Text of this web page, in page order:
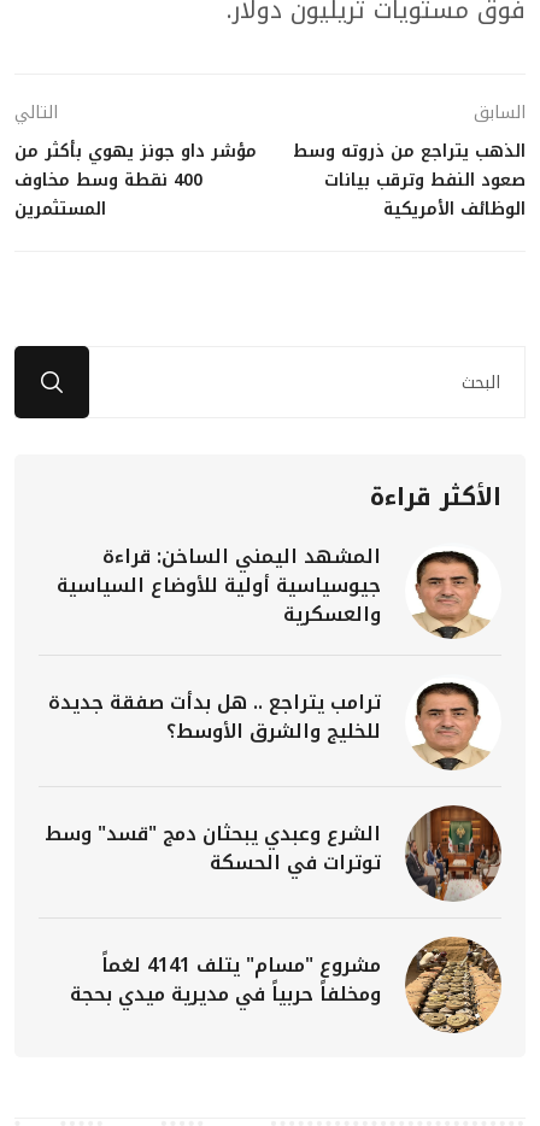
فوق مستويات تريليون دولار.
السابق
الذهب يتراجع من ذروته وسط
صعود النفط وترقب بيانات
الوظائف الأمريكية
التالي
مؤشر داو جونز يهوي بأكثر من
400 نقطة وسط مخاوف
المستثمرين
الأكثر قراءة
المشهد اليمني الساخن: قراءة
جيوسياسية أولية للأوضاع السياسية
والعسكرية
ترامب يتراجع .. هل بدأت صفقة جديدة
للخليج والشرق الأوسط؟
الشرع وعبدي يبحثان دمج "قسد" وسط
توترات في الحسكة
مشروع "مسام" يتلف 4141 لغماً
ومخلفاً حربياً في مديرية ميدي بحجة